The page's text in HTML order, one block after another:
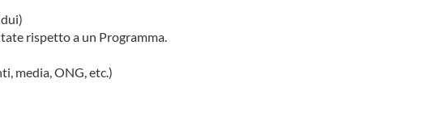
rispetto a un Programma.
media, ONG, etc.)